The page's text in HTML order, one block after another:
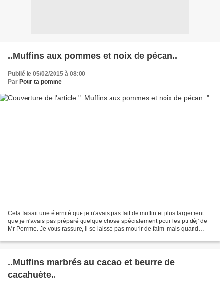
..Muffins aux pommes et noix de pécan..
Publié le 05/02/2015 à 08:00
Par Pour ta pomme
Cela faisait une éternité que je n'avais pas fait de muffin et plus largement
que je n'avais pas préparé quelque chose spécialement pour les pti déj' de
Mr Pomme. Je vous rassure, il se laisse pas mourir de faim, mais quand
..Muffins marbrés au cacao et beurre de
cacahuète..